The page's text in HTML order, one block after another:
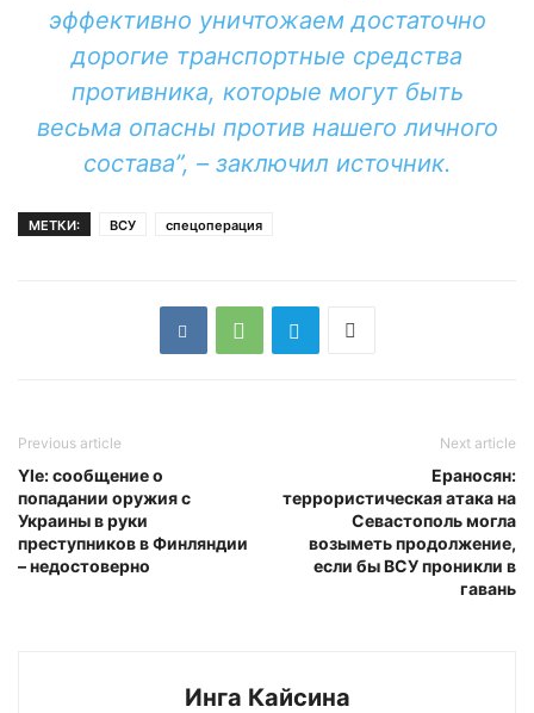
эффективно уничтожаем достаточно
дорогие транспортные средства
противника, которые могут быть
весьма опасны против нашего личного
состава”, – заключил источник.
МЕТКИ: ВСУ спецоперация
Previous article
Yle: сообщение о
попадании оружия с
Украины в руки
преступников в Финляндии
– недостоверно
Next article
Ераносян:
террористическая атака на
Севастополь могла
возыметь продолжение,
если бы ВСУ проникли в
гавань
Инга Кайсина